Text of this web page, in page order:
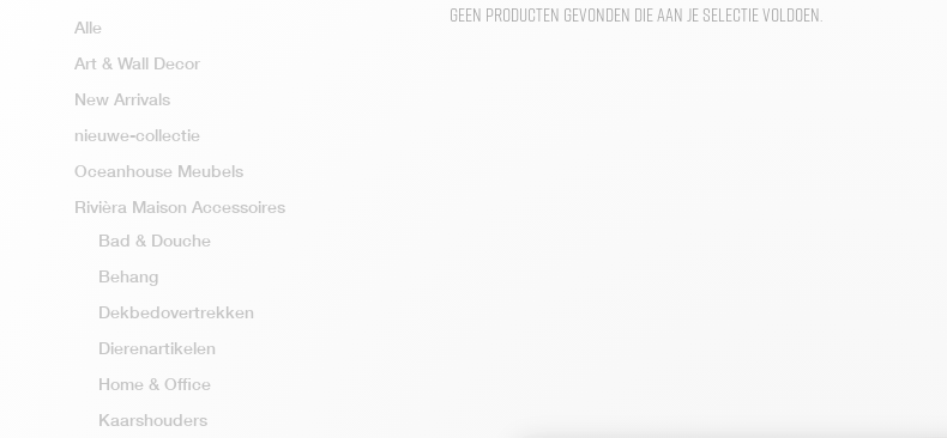
Alle
Art & Wall Decor
New Arrivals
nieuwe-collectie
Oceanhouse Meubels
Rivièra Maison Accessoires
Bad & Douche
Behang
Dekbedovertrekken
Dierenartikelen
Home & Office
Kaarshouders
Geen producten gevonden die aan je selectie voldoen.